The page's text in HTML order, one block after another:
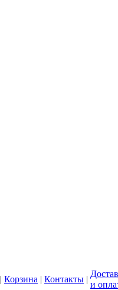
| Корзина | Контакты |
и